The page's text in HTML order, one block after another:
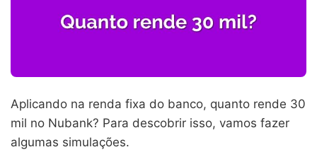
Aplicando na renda fixa do banco, quanto rende 30
mil no Nubank? Para descobrir isso, vamos fazer
algumas simulações.